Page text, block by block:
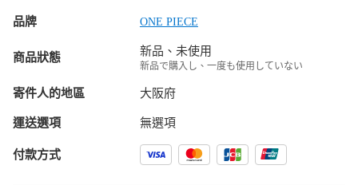
品牌 ONE PIECE
商品狀態 新品、未使用
新品で購入し、一度も使用していない
寄件人的地區 大阪府
運送選項 無選項
付款方式